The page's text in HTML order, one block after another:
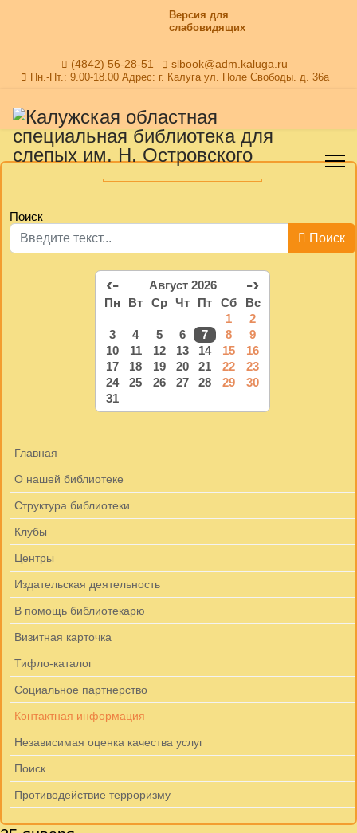
Версия для
слабовидящих
(4842) 56-28-51 slbook@adm.kaluga.ru
Пн.-Пт.: 9.00-18.00 Адрес: г. Калуга ул. Поле Свободы. д. 36а
Поиск
Поиск
‹- Август 2026 -›
Пн Вт Ср Чт Пт Сб
Вс
1
2
3
4 5 6 7 8
9
10
11 12 13 14 15
16
17
18 19 20 21 22
23
24
25 26 27 28 29
30
31
Главная
О нашей библиотеке
Структура библиотеки
Клубы
Центры
Издательская деятельность
В помощь библиотекарю
Визитная карточка
Тифло-каталог
Социальное партнерство
Контактная информация
Независимая оценка качества услуг
Поиск
Противодействие терроризму